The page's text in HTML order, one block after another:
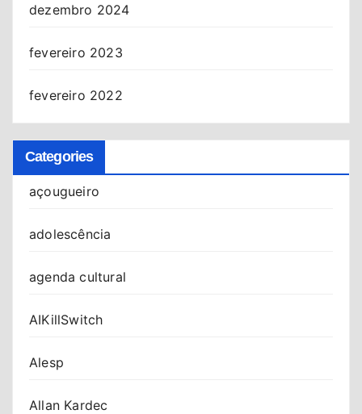
dezembro 2024
fevereiro 2023
fevereiro 2022
Categories
açougueiro
adolescência
agenda cultural
AIKillSwitch
Alesp
Allan Kardec